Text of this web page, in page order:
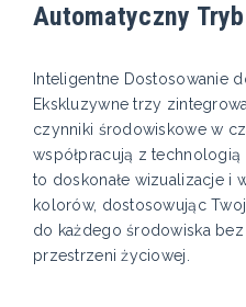
Automatyczny
Inteligentne Dostosowanie
Ekskluzywne trzy
czynniki środowiskowe w
współpracują z technologią
to doskonałe wizualizacje i
kolorów, dostosowując
do każdego środowiska
przestrzeni życiowej.